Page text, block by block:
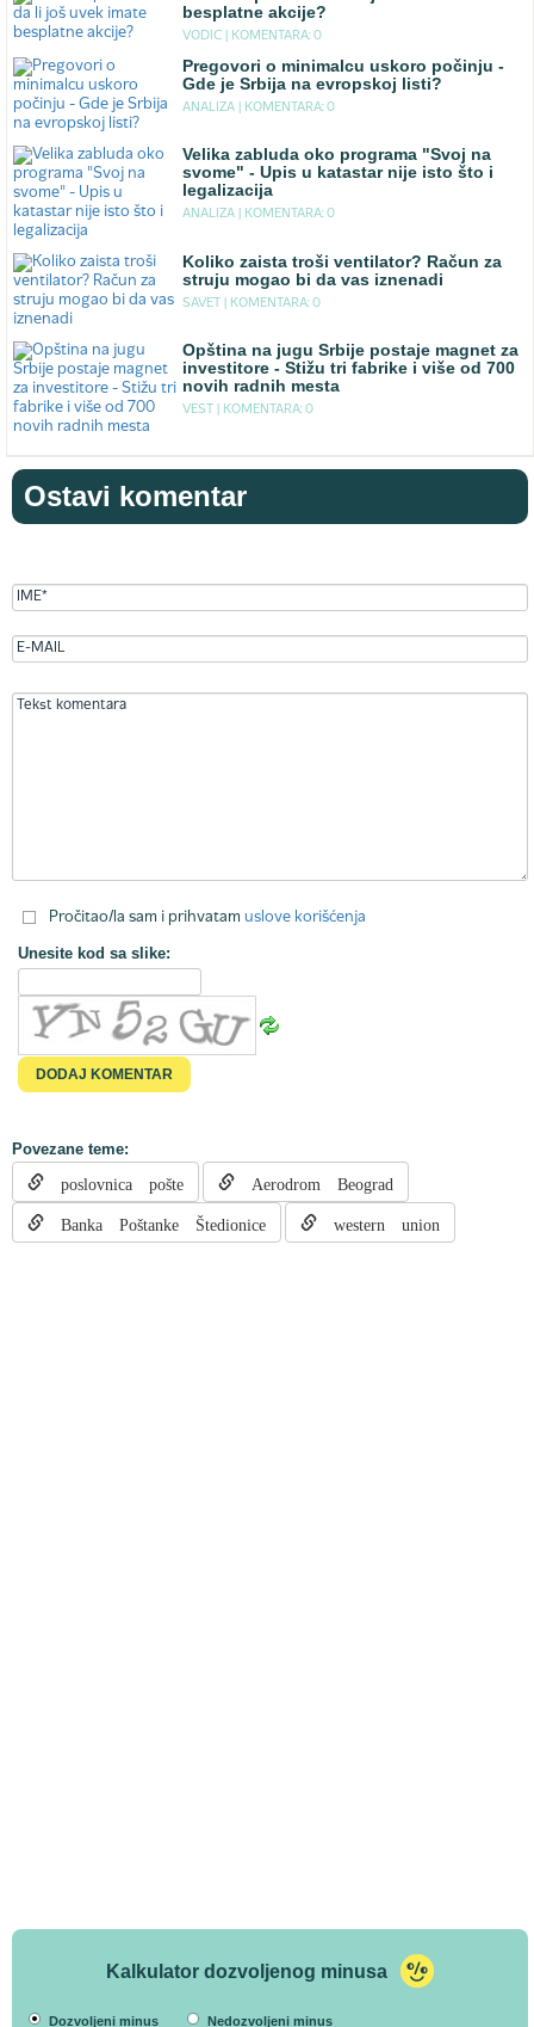
besplatne akcije?
VODIC | KOMENTARA: 0
Pregovori o minimalcu uskoro počinju -
Gde je Srbija na evropskoj listi?
ANALIZA | KOMENTARA: 0
Velika zabluda oko programa "Svoj na
svome" - Upis u katastar nije isto što i
legalizacija
ANALIZA | KOMENTARA: 0
Koliko zaista troši ventilator? Račun za
struju mogao bi da vas iznenadi
SAVET | KOMENTARA: 0
Opština na jugu Srbije postaje magnet za
investitore - Stižu tri fabrike i više od 700
novih radnih mesta
VEST | KOMENTARA: 0
Ostavi komentar
Pročitao/la sam i prihvatam uslove korišćenja
Unesite kod sa slike:
Povezane teme:
poslovnica pošte Aerodrom Beograd
Banka Poštanke Štedionice western union
Kalkulator dozvoljenog minusa
Dozvoljeni minus Nedozvoljeni minus